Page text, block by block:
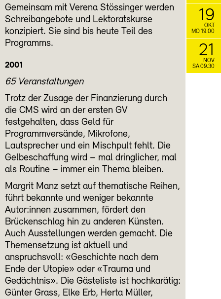
Gemeinsam mit Verena Stössinger werden
Schreibangebote und Lektoratskurse
konzipiert. Sie sind bis heute Teil des
Programms.
2001
65 Veranstaltungen
Trotz der Zusage der Finanzierung durch
die CMS wird an der ersten GV
festgehalten, dass Geld für
Programmversände, Mikrofone,
Lautsprecher und ein Mischpult fehlt. Die
Gelbeschaffung wird – mal dringlicher, mal
als Routine – immer ein Thema bleiben.
Margrit Manz setzt auf thematische Reihen,
führt bekannte und weniger bekannte
Autor:innen zusammen, fördert den
Brückenschlag hin zu anderen Künsten.
Auch Ausstellungen werden gemacht. Die
Themensetzung ist aktuell und
anspruchsvoll: «Geschichte nach dem
Ende der Utopie» oder «Trauma und
Gedächtnis». Die Gästeliste ist hochkarätig:
Günter Grass, Elke Erb, Herta Müller,
19
OKT
MO 19.00
21
NOV
SA 09.30